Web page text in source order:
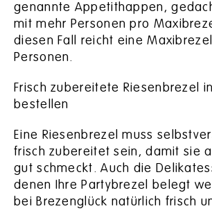
genannte Appetithappen,
mit mehr Personen pro
diesen Fall reicht eine
Personen.
Frisch zubereitete Riesenbrezel
bestellen
Eine Riesenbrezel muss
frisch zubereitet sein, damit sie
gut schmeckt. Auch die
denen Ihre Partybrezel belegt
bei Brezenglück natürlich frisch